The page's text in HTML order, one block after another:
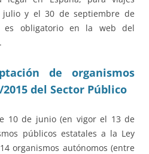
y el 30 de septiembre de
es obligatorio en la web del
de organismos
del Sector Público
10 de junio (en vigor el 13 de
públicos estatales a la Ley
organismos autónomos (entre